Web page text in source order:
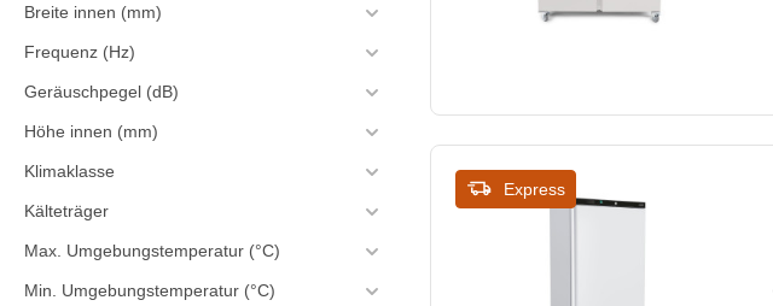
693
695
710
718
Breite innen (mm)
Frequenz (Hz)
Geräuschpegel (dB)
Höhe innen (mm)
Klimaklasse
Kälteträger
Max. Umgebungstemperatur (°C)
Min. Umgebungstemperatur (°C)
Express